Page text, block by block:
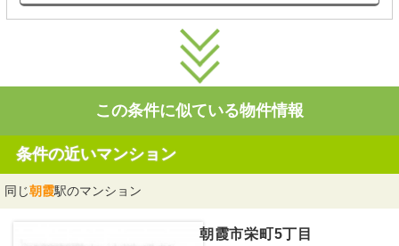
この条件に似ている物件情報
条件の近いマンション
同じ朝霞駅のマンション
朝霞市栄町5丁目